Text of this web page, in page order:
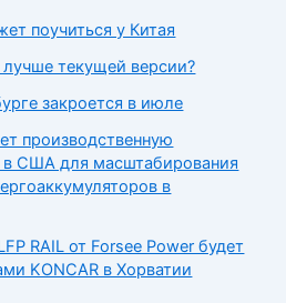
поучиться у Китая
текущей версии?
закроется в июле
производственную
в США для масштабирования
в
RAIL от Forsee Power будет
KONCAR в Хорватии